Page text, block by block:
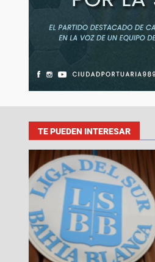
TE PUEDEN INTERESAR